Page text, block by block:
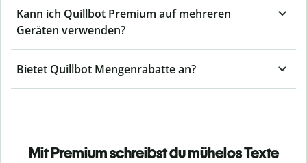
Kann ich Quillbot Premium auf mehreren
Geräten verwenden?
Bietet Quillbot Mengenrabatte an?
Mit Premium schreibst du mühelos Texte